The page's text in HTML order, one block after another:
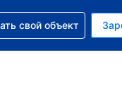
— Российский рубль
— На русском
с бронированием
свой объект